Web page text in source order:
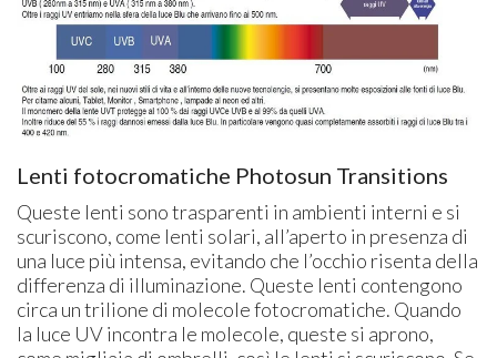
Lenti fotocromatiche Photosun Transitions
Queste lenti sono trasparenti in ambienti interni e si
scuriscono, come lenti solari, all’aperto in presenza di
una luce più intensa, evitando che l’occhio risenta della
differenza di illuminazione. Queste lenti contengono
circa un trilione di molecole fotocromatiche. Quando
la luce UV incontra le molecole, queste si aprono,